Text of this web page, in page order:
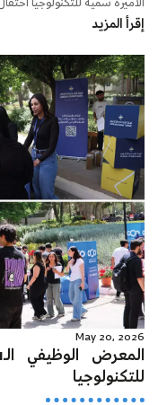
إقرأ المزيد
May 20, 2026
للتكنولوجيا